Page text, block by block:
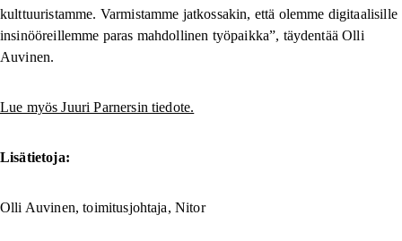
kulttuuristamme. Varmistamme jatkossakin, että olemme digitaalisille
insinööreillemme paras mahdollinen työpaikka”, täydentää Olli
Auvinen.
Lue myös Juuri Parnersin tiedote.
Lisätietoja:
Olli Auvinen, toimitusjohtaja, Nitor